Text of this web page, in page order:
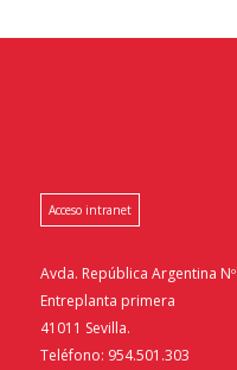
Acceso intranet
Avda. República Argentina
Entreplanta primera
41011 Sevilla.
Teléfono: 954.501.303